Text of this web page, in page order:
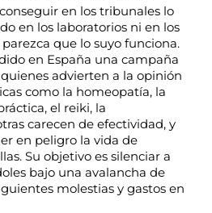
en los tribunales lo
en los laboratorios ni en los
que lo suyo funciona.
en España una campaña
advierten a la opinión
como la homeopatía, la
el reiki, la
carecen de efectividad, y
en peligro la vida de
Su objetivo es silenciar a
bajo una avalancha de
molestias y gastos en